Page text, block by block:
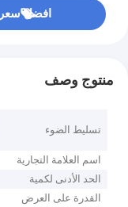
افضل سعر
منتوج وصف
تسليط الضوء
اسم العلامة التجارية
الحد الأدنى لكمية
القدرة على العرض